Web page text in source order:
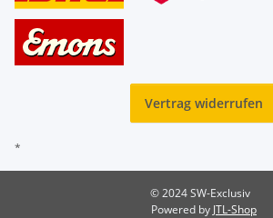
Vertrag widerrufen
*
© 2024 SW-Exclusiv
Powered by JTL-Shop